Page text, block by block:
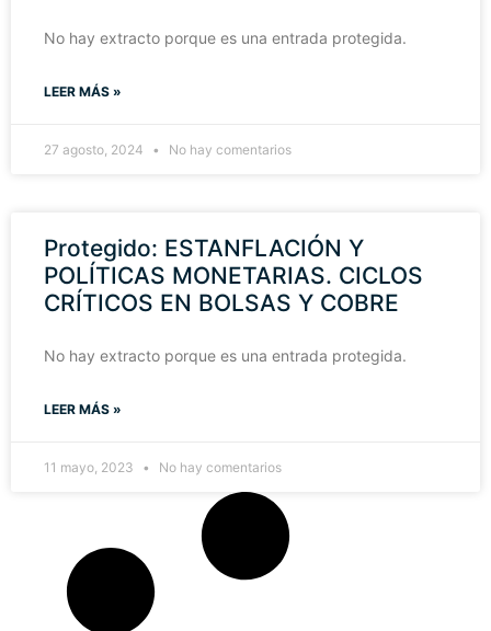
No hay extracto porque es una entrada protegida.
LEER MÁS »
27 agosto, 2024 No hay comentarios
Protegido: ESTANFLACIÓN Y
POLÍTICAS MONETARIAS. CICLOS
CRÍTICOS EN BOLSAS Y COBRE
No hay extracto porque es una entrada protegida.
LEER MÁS »
11 mayo, 2023 No hay comentarios